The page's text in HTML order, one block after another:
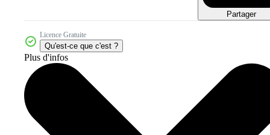
Partager
Licence Gratuite
Qu'est-ce que c'est ?
Plus d'infos